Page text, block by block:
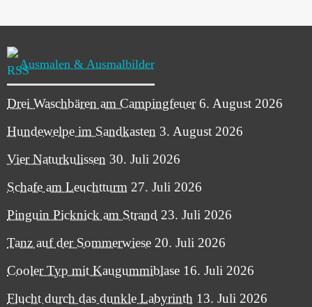
Ausmalen & Ausmalbilder
Drei Waschbären am Campingfeuer 6. August 2026
Hundewelpe im Sandkasten 3. August 2026
Vier Naturkulissen 30. Juli 2026
Schafe am Leuchtturm 27. Juli 2026
Pinguin Picknick am Strand 23. Juli 2026
Tanz auf der Sommerwiese 20. Juli 2026
Cooler Typ mit Kaugummiblase 16. Juli 2026
Flucht durch das dunkle Labyrinth 13. Juli 2026